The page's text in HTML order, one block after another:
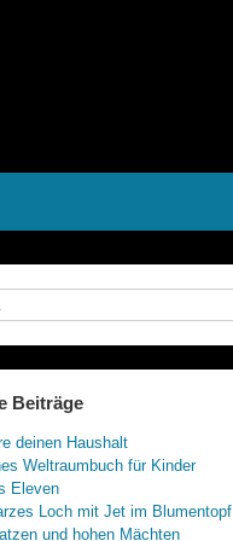
Beiträge
deinen Haushalt
Weltraumbuch für Kinder
Eleven
Loch mit Jet im Blumentopf
und hohen Mächten